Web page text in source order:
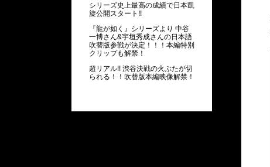
シリーズ史上最高の成績で日本凱
旋公開スタート!!
『龍が如く』シリーズより 中谷
一博さん&宇垣秀成さんの日本語
吹替版参戦が決定！！！本編特別
クリップも解禁！
超リアル!! 渋谷決戦の火ぶたが切
られる！！ 吹替版本編映像解禁！